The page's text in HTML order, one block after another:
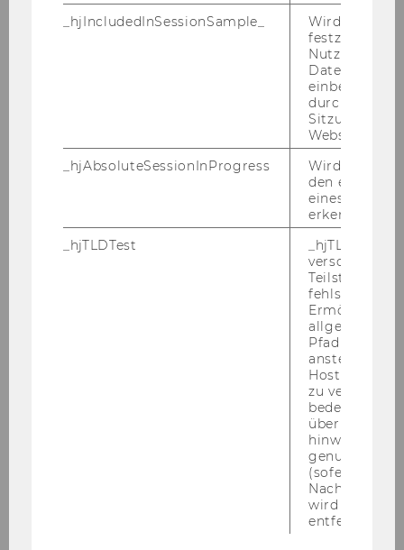
Gregor Gluttig
Gerhard H. Gürtlich
_hjIncludedInSessionSample_
Wird gesetzt,
festzustellen,
Nutzer in die
einbezogen
durch das
Sitzungslimit
Website
_hjAbsoluteSessionInProgress
Wird
den ersten
eines
erkennen.
_hjTLDTest
_hjTLDTest-
verschiedene
Teilstrings,
fehlschlägt.
Ermöglicht,
Pfad zu
anstelle des
Hostnamens
zu
bedeutet,
über
hinweg
genutzt
(sofern
Nach dieser
wird das
entfernt.